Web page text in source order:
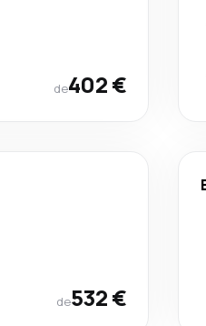
de402 €
de532 €